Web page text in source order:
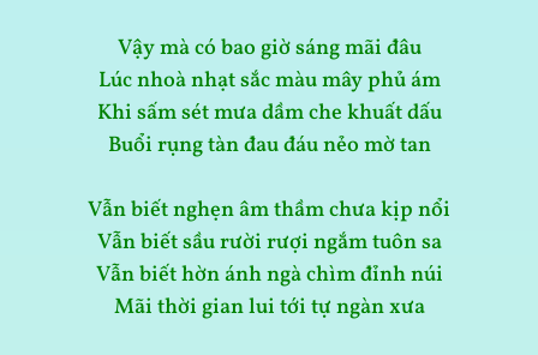
Vậy mà có bao giờ sáng mãi đâu
Lúc nhoà nhạt sắc màu mây phủ ám
Khi sấm sét mưa dầm che khuất dấu
Buổi rụng tàn đau đáu nẻo mờ tan
Vẫn biết nghẹn âm thầm chưa kịp nổi
Vẫn biết sầu rười rượi ngắm tuôn sa
Vẫn biết hờn ánh ngà chìm đỉnh núi
Mãi thời gian lui tới tự ngàn xưa